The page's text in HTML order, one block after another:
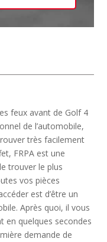
feux avant de Golf 4
de l’automobile,
très facilement
FRPA est une
trouver le plus
vos pièces
est d’être un
Après quoi, il vous
en quelques secondes
demande de